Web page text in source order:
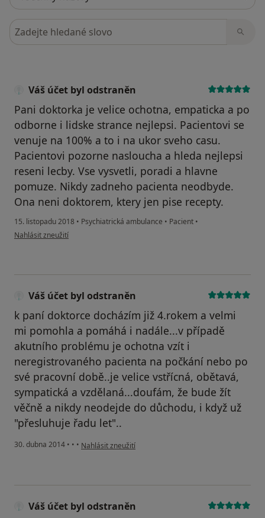
Hledejte v názorech
Váš účet byl odstraněn
Pani doktorka je velice ochotna, empaticka a po
odborne i lidske strance nejlepsi. Pacientovi se
venuje na 100% a to i na ukor sveho casu.
Pacientovi pozorne nasloucha a hleda nejlepsi
reseni lecby. Vse vysvetli, poradi a hlavne
pomuze. Nikdy zadneho pacienta neodbyde.
Ona neni doktorem, ktery jen pise recepty.
15. listopadu 2018 • Psychiatrická ambulance • Pacient •
podle názoru uživatele Váš účet byl odstraněn
Nahlásit zneužití
Váš účet byl odstraněn
k paní doktorce docházím již 4.rokem a velmi
mi pomohla a pomáhá i nadále...v případě
akutního problému je ochotna vzít i
neregistrovaného pacienta na počkání nebo po
své pracovní době..je velice vstřícná, obětavá,
sympatická a vzdělaná...doufám, že bude žít
věčně a nikdy neodejde do důchodu, i když už
"přesluhuje řadu let"..
30. dubna 2014 • • • podle názoru uživatele Váš účet byl odstraněn
Nahlásit zneužití
Váš účet byl odstraněn